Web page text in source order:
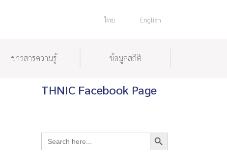
ไทย English
ข่าวสารความรู้ ข้อมูลสถิติ
THNIC Facebook Page
Search
for:
Search Button